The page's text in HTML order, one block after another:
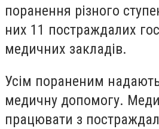
поранення різного
них 11 постраждалих
медичних закладів.
Усім пораненим
медичну допомогу.
працювати з